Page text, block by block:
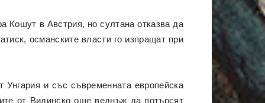
Кошут в Австрия, но султана отказва да
османските власти го изпращат при
и със съвременната европейска
от Видинско още веднъж да потърсят